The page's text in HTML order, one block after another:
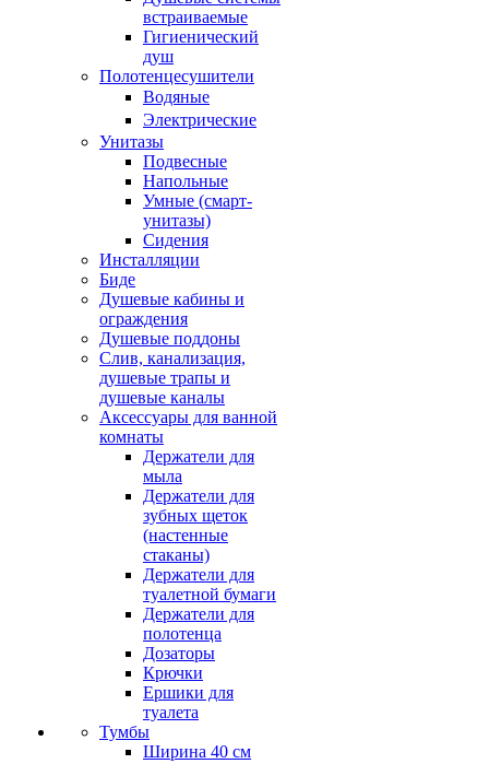
встраиваемые
Гигиенический
душ
Полотенцесушители
ㅤВодяные
ㅤЭлектрические
Унитазы
Подвесные
Напольные
Умные (смарт-
унитазы)
Сидения
Инсталляции
Биде
Душевые кабины и
ограждения
Душевые поддоны
Слив, канализация,
душевые трапы и
душевые каналы
Аксессуары для ванной
комнаты
Держатели для
мыла
Держатели для
зубных щеток
(настенные
стаканы)
Держатели для
туалетной бумаги
Держатели для
полотенца
Дозаторы
Крючки
Ершики для
туалета
Тумбы
Ширина 40 см